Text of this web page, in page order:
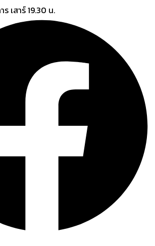
เสาร์ 19.30 น.